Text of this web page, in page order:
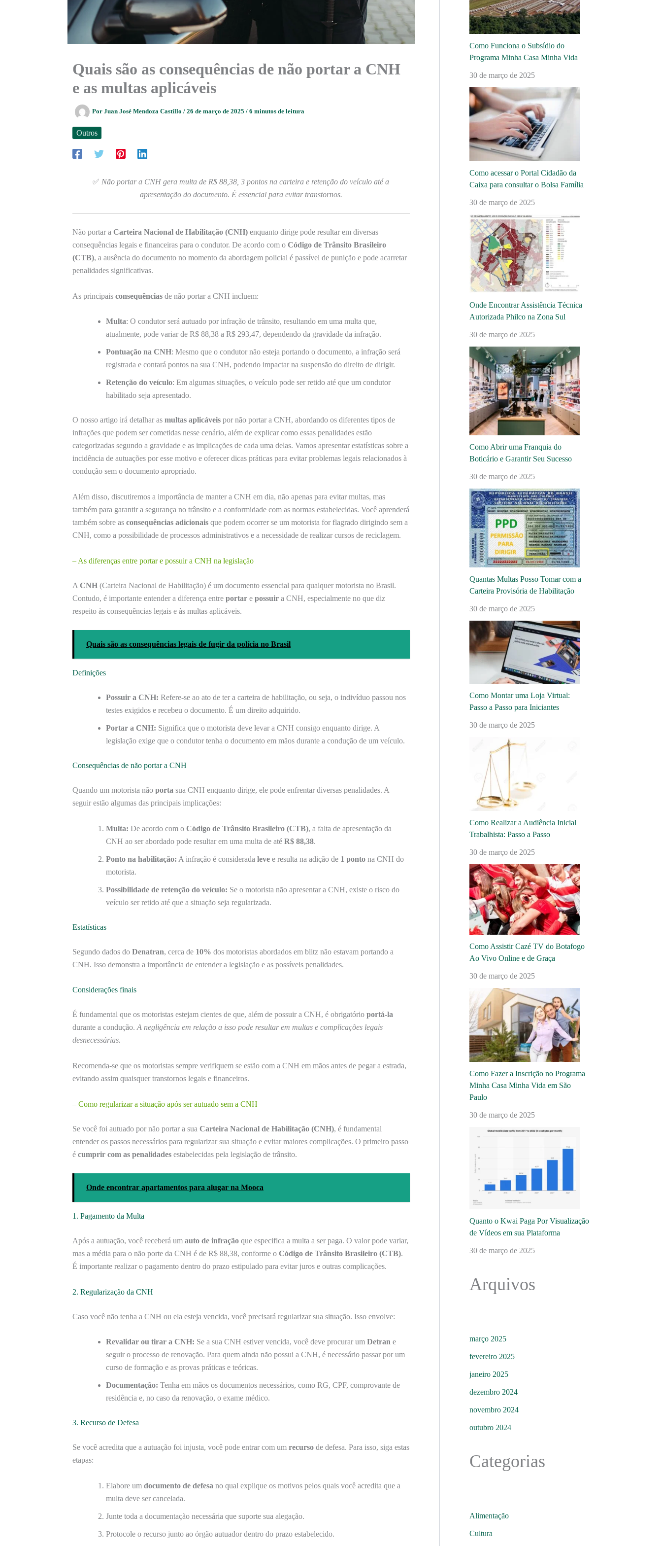
Quais são as consequências de não portar a CNH
e as multas aplicáveis
Por Juan José Mendoza Castillo / 26 de março de 2025 / 6 minutos de leitura
Outros
✅ Não portar a CNH gera multa de R$ 88,38, 3 pontos na carteira e retenção do veículo até a
apresentação do documento. É essencial para evitar transtornos.
Não portar a Carteira Nacional de Habilitação (CNH) enquanto dirige pode resultar em diversas
consequências legais e financeiras para o condutor. De acordo com o Código de Trânsito Brasileiro
(CTB), a ausência do documento no momento da abordagem policial é passível de punição e pode acarretar
penalidades significativas.
As principais consequências de não portar a CNH incluem:
Multa: O condutor será autuado por infração de trânsito, resultando em uma multa que,
atualmente, pode variar de R$ 88,38 a R$ 293,47, dependendo da gravidade da infração.
Pontuação na CNH: Mesmo que o condutor não esteja portando o documento, a infração será
registrada e contará pontos na sua CNH, podendo impactar na suspensão do direito de dirigir.
Retenção do veículo: Em algumas situações, o veículo pode ser retido até que um condutor
habilitado seja apresentado.
O nosso artigo irá detalhar as multas aplicáveis por não portar a CNH, abordando os diferentes tipos de
infrações que podem ser cometidas nesse cenário, além de explicar como essas penalidades estão
categorizadas segundo a gravidade e as implicações de cada uma delas. Vamos apresentar estatísticas sobre a
incidência de autuações por esse motivo e oferecer dicas práticas para evitar problemas legais relacionados à
condução sem o documento apropriado.
Além disso, discutiremos a importância de manter a CNH em dia, não apenas para evitar multas, mas
também para garantir a segurança no trânsito e a conformidade com as normas estabelecidas. Você aprenderá
também sobre as consequências adicionais que podem ocorrer se um motorista for flagrado dirigindo sem a
CNH, como a possibilidade de processos administrativos e a necessidade de realizar cursos de reciclagem.
– As diferenças entre portar e possuir a CNH na legislação
A CNH (Carteira Nacional de Habilitação) é um documento essencial para qualquer motorista no Brasil.
Contudo, é importante entender a diferença entre portar e possuir a CNH, especialmente no que diz
respeito às consequências legais e às multas aplicáveis.
Quais são as consequências legais de fugir da polícia no Brasil
Definições
Possuir a CNH: Refere-se ao ato de ter a carteira de habilitação, ou seja, o indivíduo passou nos
testes exigidos e recebeu o documento. É um direito adquirido.
Portar a CNH: Significa que o motorista deve levar a CNH consigo enquanto dirige. A
legislação exige que o condutor tenha o documento em mãos durante a condução de um veículo.
Consequências de não portar a CNH
Quando um motorista não porta sua CNH enquanto dirige, ele pode enfrentar diversas penalidades. A
seguir estão algumas das principais implicações:
Multa: De acordo com o Código de Trânsito Brasileiro (CTB), a falta de apresentação da
CNH ao ser abordado pode resultar em uma multa de até R$ 88,38.
Ponto na habilitação: A infração é considerada leve e resulta na adição de 1 ponto na CNH do
motorista.
Possibilidade de retenção do veículo: Se o motorista não apresentar a CNH, existe o risco do
veículo ser retido até que a situação seja regularizada.
Estatísticas
Segundo dados do Denatran, cerca de 10% dos motoristas abordados em blitz não estavam portando a
CNH. Isso demonstra a importância de entender a legislação e as possíveis penalidades.
Considerações finais
É fundamental que os motoristas estejam cientes de que, além de possuir a CNH, é obrigatório portá-la
durante a condução. A negligência em relação a isso pode resultar em multas e complicações legais
desnecessárias.
Recomenda-se que os motoristas sempre verifiquem se estão com a CNH em mãos antes de pegar a estrada,
evitando assim quaisquer transtornos legais e financeiros.
– Como regularizar a situação após ser autuado sem a CNH
Se você foi autuado por não portar a sua Carteira Nacional de Habilitação (CNH), é fundamental
entender os passos necessários para regularizar sua situação e evitar maiores complicações. O primeiro passo
é cumprir com as penalidades estabelecidas pela legislação de trânsito.
Onde encontrar apartamentos para alugar na Mooca
1. Pagamento da Multa
Após a autuação, você receberá um auto de infração que especifica a multa a ser paga. O valor pode variar,
mas a média para o não porte da CNH é de R$ 88,38, conforme o Código de Trânsito Brasileiro (CTB).
É importante realizar o pagamento dentro do prazo estipulado para evitar juros e outras complicações.
2. Regularização da CNH
Caso você não tenha a CNH ou ela esteja vencida, você precisará regularizar sua situação. Isso envolve:
Revalidar ou tirar a CNH: Se a sua CNH estiver vencida, você deve procurar um Detran e
seguir o processo de renovação. Para quem ainda não possui a CNH, é necessário passar por um
curso de formação e as provas práticas e teóricas.
Documentação: Tenha em mãos os documentos necessários, como RG, CPF, comprovante de
residência e, no caso da renovação, o exame médico.
3. Recurso de Defesa
Se você acredita que a autuação foi injusta, você pode entrar com um recurso de defesa. Para isso, siga estas
etapas:
Elabore um documento de defesa no qual explique os motivos pelos quais você acredita que a
multa deve ser cancelada.
Junte toda a documentação necessária que suporte sua alegação.
Protocole o recurso junto ao órgão autuador dentro do prazo estabelecido.
Como Funciona o Subsídio do
Programa Minha Casa Minha Vida
30 de março de 2025
Como acessar o Portal Cidadão da
Caixa para consultar o Bolsa Família
30 de março de 2025
Onde Encontrar Assistência Técnica
Autorizada Philco na Zona Sul
30 de março de 2025
Como Abrir uma Franquia do
Boticário e Garantir Seu Sucesso
30 de março de 2025
Quantas Multas Posso Tomar com a
Carteira Provisória de Habilitação
30 de março de 2025
Como Montar uma Loja Virtual:
Passo a Passo para Iniciantes
30 de março de 2025
Como Realizar a Audiência Inicial
Trabalhista: Passo a Passo
30 de março de 2025
Como Assistir Cazé TV do Botafogo
Ao Vivo Online e de Graça
30 de março de 2025
Como Fazer a Inscrição no Programa
Minha Casa Minha Vida em São
Paulo
30 de março de 2025
Quanto o Kwai Paga Por Visualização
de Vídeos em sua Plataforma
30 de março de 2025
Arquivos
março 2025
fevereiro 2025
janeiro 2025
dezembro 2024
novembro 2024
outubro 2024
Categorias
Alimentação
Cultura